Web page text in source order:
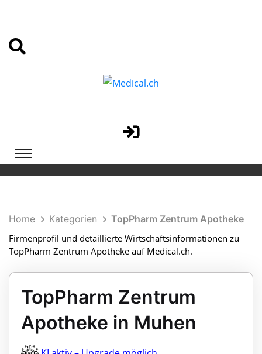
Home Kategorien
TopPharm Zentrum Apotheke
Firmenprofil und detaillierte Wirtschaftsinformationen zu
TopPharm Zentrum Apotheke auf Medical.ch.
TopPharm Zentrum
Apotheke in Muhen